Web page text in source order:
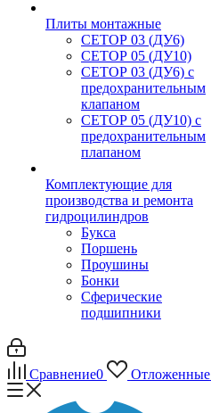
Плиты монтажные
CЕТОР 03 (ДУ6)
CЕТОР 05 (ДУ10)
CЕТОР 03 (ДУ6) с
предохранительным
клапаном
CЕТОР 05 (ДУ10) с
предохранительным
плапаном
Комплектующие для
производства и ремонта
гидроцилиндров
Букса
Поршень
Проушины
Бонки
Сферические
подшипники
Сравнение0 Отложенные